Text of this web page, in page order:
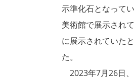
示準化石となって
美術館で展示され
に展示されていた
た。
2023年7月26日